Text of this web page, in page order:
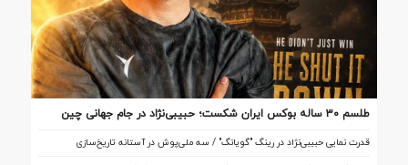
طلسم ۳۰ ساله بوکس ایران شکست؛ حبیبی‌نژاد در جام جهانی چین
قدرت نمایی حبیبی‌نژاد در رینگ "گویانگ" / سه ملی‌پوش در آستانه تاریخ‌سازی